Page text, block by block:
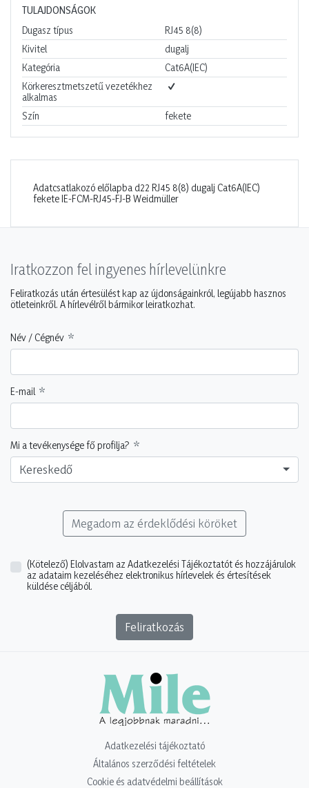
TULAJDONSÁGOK
Dugasz típus
RJ45 8(8)
Kivitel
dugalj
Kategória
Cat6A(IEC)
Körkeresztmetszetű vezetékhez
alkalmas
Szín
fekete
Adatcsatlakozó előlapba d22 RJ45 8(8) dugalj Cat6A(IEC)
fekete IE-FCM-RJ45-FJ-B Weidmüller
Iratkozzon fel ingyenes hírlevelünkre
Feliratkozás után értesülést kap az újdonságainkról, legújabb hasznos
ötleteinkről. A hírlevélről bármikor leiratkozhat.
Név / Cégnév
E-mail
Mi a tevékenysége fő profilja?
Kereskedő
Megadom az érdeklődési köröket
(Kötelező) Elolvastam az Adatkezelési Tájékoztatót és hozzájárulok
az adataim kezeléséhez elektronikus hírlevelek és értesítések
küldése céljából.
Feliratkozás
Adatkezelési tájékoztató
Általános szerződési feltételek
Cookie és adatvédelmi beállítások